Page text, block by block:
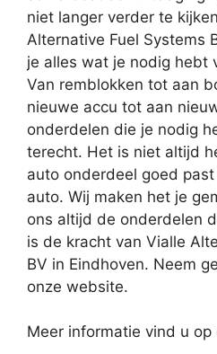
niet langer verder te
Alternative Fuel Systems
je alles wat je nodig hebt
Van remblokken tot aan
nieuwe accu tot aan
onderdelen die je nodig
terecht. Het is niet altijd
auto onderdeel goed
auto. Wij maken het je
ons altijd de onderdelen
is de kracht van Vialle
BV in Eindhoven. Neem
onze website.
Meer informatie vind u